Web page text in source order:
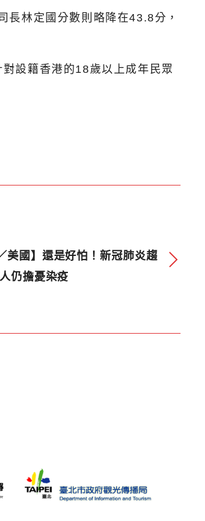
林定國分數則略降在43.8分，
設籍香港的18歲以上成年民眾
美國】還是好怕！新冠肺炎趨
仍擔憂染疫